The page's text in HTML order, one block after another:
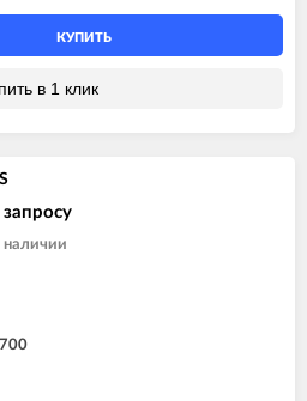
КУПИТЬ
в 1 клик
наличии